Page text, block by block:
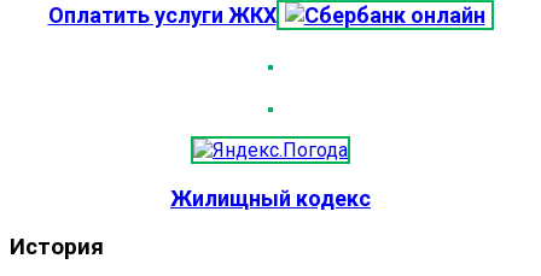
Оплатить услуги ЖКХ
Жилищный кодекс
История